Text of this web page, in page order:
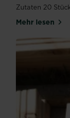
Zutaten 20
Mehr lesen
über